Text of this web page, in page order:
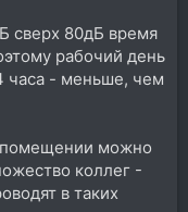
сверх 80дБ время
рабочий день
часа - меньше, чем
помещении можно
коллег -
в таких